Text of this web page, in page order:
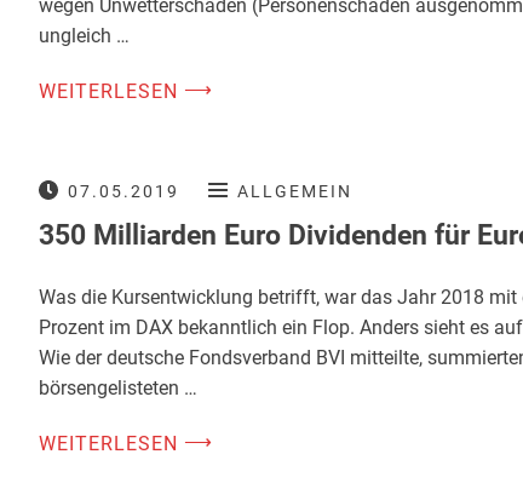
wegen Unwetterschäden (Personenschäden
ungleich …
WEITERLESEN ⟶
07.05.2019 ALLGEMEIN
350 Milliarden Euro Dividenden für
Was die Kursentwicklung betrifft, war das Jahr 2018
Prozent im DAX bekanntlich ein Flop. Anders sieht es
Wie der deutsche Fondsverband BVI mitteilte,
börsengelisteten …
WEITERLESEN ⟶